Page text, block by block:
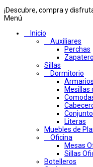
¡Descubre, compra y
Menú
Inicio
Auxiliares
Perchas
Sillas
Dormitorio
Mesillas
Literas
Muebles de
Oficina
Mesas
Sillas
Botelleros